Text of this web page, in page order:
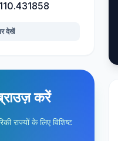
देखें
करें
राज्यों के लिए विशिष्ट